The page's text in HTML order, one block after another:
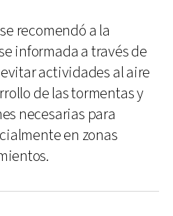
recomendó a la
informada a través de
actividades al aire
de las tormentas y
necesarias para
en zonas